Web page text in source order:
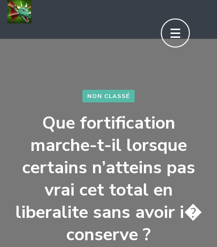
Aller
au
contenu
NON CLASSÉ
Que fortification
marche-t-il lorsque
certains n’atteins pas
vrai cet total en
liberalite sans avoir i�
conserve ?